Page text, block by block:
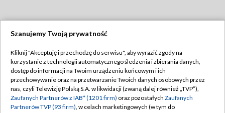
TVP
Abonament TVP
Emisja w TVP
Regulamin TVP
Polityka prywatności
Szanujemy Twoją prywatność
Kliknij "Akceptuję i przechodzę do serwisu", aby wyrazić zgody na
korzystanie z technologii automatycznego śledzenia i zbierania danych,
dostęp do informacji na Twoim urządzeniu końcowym i ich
przechowywanie oraz na przetwarzanie Twoich danych osobowych przez
nas, czyli Telewizję Polską S.A. w likwidacji (zwaną dalej również „TVP”),
Zaufanych Partnerów z IAB* (1201 firm) oraz pozostałych Zaufanych
Partnerów TVP (93 firm), w celach marketingowych (w tym do